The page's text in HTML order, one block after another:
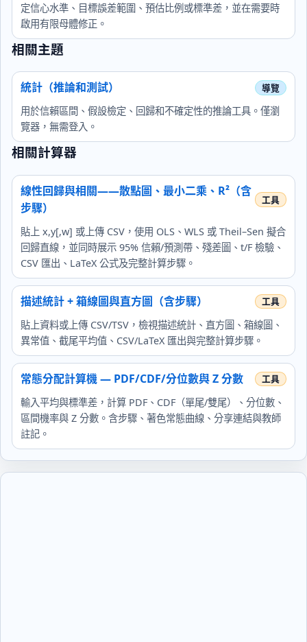
定信心水準、目標誤差範圍、預估比例或標準差，並在需要時
啟用有限母體修正。
相關主題
統計（推論和測試）
用於信賴區間、假設檢定、回歸和不確定性的推論工具。僅瀏
覽器，無需登入。
相關計算器
線性回歸與相關——散點圖、最小二乘、R²（含
步驟）
貼上 x,y[,w] 或上傳 CSV，使用 OLS、WLS 或 Theil–Sen 擬合
回歸直線，並同時展示 95% 信賴/預測帶、殘差圖、t/F 檢驗、
CSV 匯出、LaTeX 公式及完整計算步驟。
描述統計 + 箱線圖與直方圖（含步驟）
貼上資料或上傳 CSV/TSV，檢視描述統計、直方圖、箱線圖、
異常值、截尾平均值、CSV/LaTeX 匯出與完整計算步驟。
常態分配計算機 — PDF/CDF/分位數與 Z 分數
輸入平均與標準差，計算 PDF、CDF（單尾/雙尾）、分位數、
區間機率與 Z 分數。含步驟、著色常態曲線、分享連結與教師
註記。